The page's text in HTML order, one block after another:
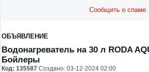
Сообщить о спаме
ОБЪЯВЛЕНИЕ
Водонагреватель на 30 л RODA
Бойлеры
Код: 135587 Создано: 03-12-2024 02:00